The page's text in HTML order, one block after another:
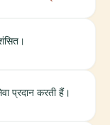
प्रदान करती हैं।